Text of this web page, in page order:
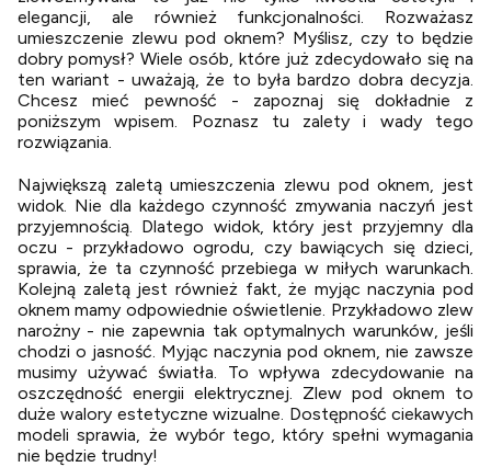
elegancji, ale również funkcjonalności. Rozważasz
umieszczenie zlewu pod oknem? Myślisz, czy to będzie
dobry pomysł? Wiele osób, które już zdecydowało się na
ten wariant - uważają, że to była bardzo dobra decyzja.
Chcesz mieć pewność - zapoznaj się dokładnie z
poniższym wpisem. Poznasz tu zalety i wady tego
rozwiązania.
Największą zaletą umieszczenia zlewu pod oknem, jest
widok. Nie dla każdego czynność zmywania naczyń jest
przyjemnością. Dlatego widok, który jest przyjemny dla
oczu - przykładowo ogrodu, czy bawiących się dzieci,
sprawia, że ta czynność przebiega w miłych warunkach.
Kolejną zaletą jest również fakt, że myjąc naczynia pod
oknem mamy odpowiednie oświetlenie. Przykładowo zlew
narożny - nie zapewnia tak optymalnych warunków, jeśli
chodzi o jasność. Myjąc naczynia pod oknem, nie zawsze
musimy używać światła. To wpływa zdecydowanie na
oszczędność energii elektrycznej. Zlew pod oknem to
duże walory estetyczne wizualne. Dostępność ciekawych
modeli sprawia, że wybór tego, który spełni wymagania
nie będzie trudny!